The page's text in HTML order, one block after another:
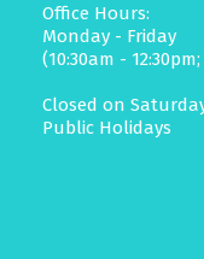
Office Hours:
Monday - Friday
(10:30am -
Closed on
Public Holidays